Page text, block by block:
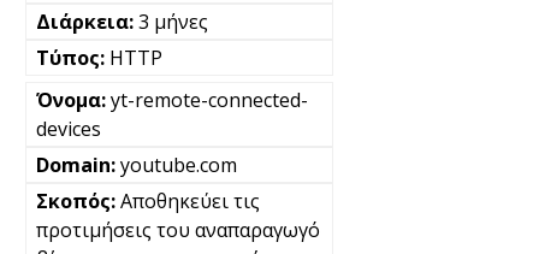
3 μήνες
HTTP
yt-remote-connected-
devices
youtube.com
Αποθηκεύει τις
προτιμήσεις του αναπαραγωγό